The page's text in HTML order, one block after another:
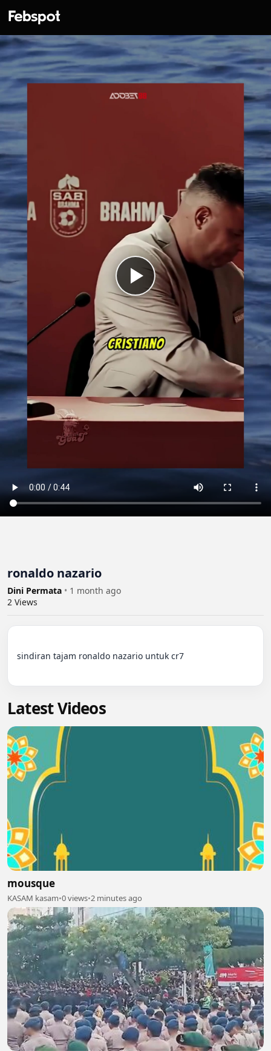
ronaldo nazario
Dini Permata • 1 month ago
2 Views
sindiran tajam ronaldo nazario untuk cr7
Latest Videos
mousque
KASAM kasam•0 views•2 minutes ago